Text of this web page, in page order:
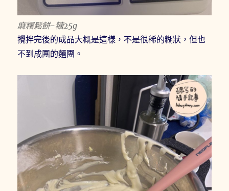
麻糬鬆餅-糖25g
攪拌完後的成品大概是這樣，不是很稀的糊狀，但也
不到成團的麵團。